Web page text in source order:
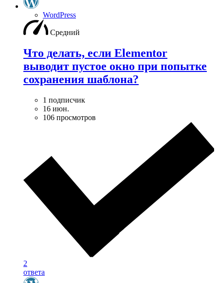
WordPress
Средний
Что делать, если Elementor
выводит пустое окно при попытке
сохранения шаблона?
1 подписчик
16 июн.
106 просмотров
2
ответа